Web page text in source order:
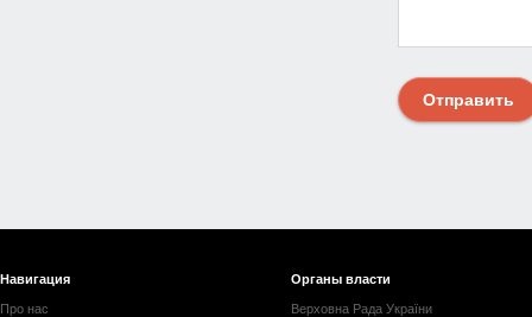
Отправить
Навигация
Про нас
Органы власти
Верховна Рада України